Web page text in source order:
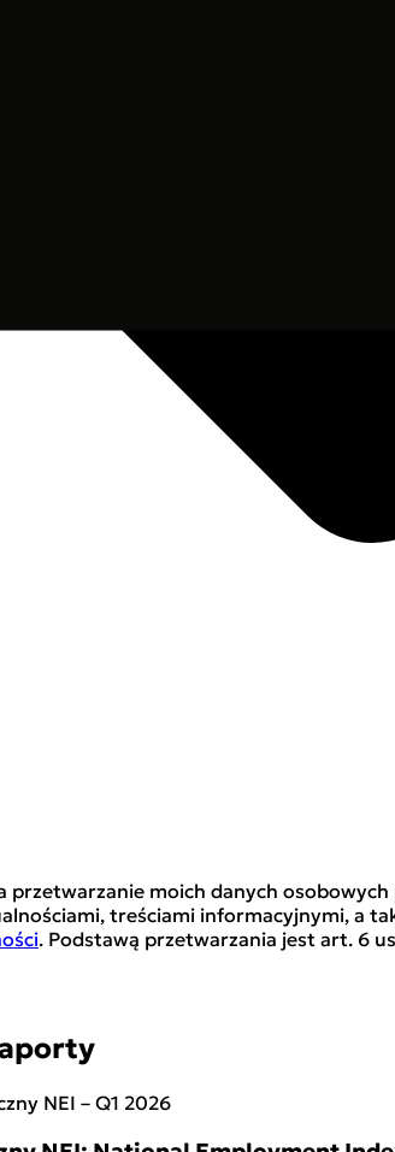
przetwarzanie moich danych osobowych
treściami informacyjnymi, a
. Podstawą przetwarzania jest art. 6
NEI – Q1 2026